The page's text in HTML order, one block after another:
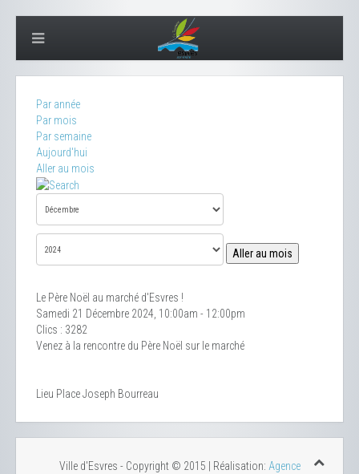
Par année
Par mois
Par semaine
Aujourd'hui
Aller au mois
Aller au mois
Le Père Noël au marché d'Esvres !
Samedi 21 Décembre 2024, 10:00am - 12:00pm
Clics : 3282
Venez à la rencontre du Père Noël sur le marché
Lieu Place Joseph Bourreau
Ville d'Esvres - Copyright © 2015 | Réalisation: Agence